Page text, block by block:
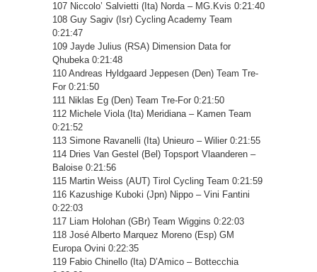
107 Niccolo’ Salvietti (Ita) Norda – MG.Kvis 0:21:40
108 Guy Sagiv (Isr) Cycling Academy Team
0:21:47
109 Jayde Julius (RSA) Dimension Data for
Qhubeka 0:21:48
110 Andreas Hyldgaard Jeppesen (Den) Team Tre-
For 0:21:50
111 Niklas Eg (Den) Team Tre-For 0:21:50
112 Michele Viola (Ita) Meridiana – Kamen Team
0:21:52
113 Simone Ravanelli (Ita) Unieuro – Wilier 0:21:55
114 Dries Van Gestel (Bel) Topsport Vlaanderen –
Baloise 0:21:56
115 Martin Weiss (AUT) Tirol Cycling Team 0:21:59
116 Kazushige Kuboki (Jpn) Nippo – Vini Fantini
0:22:03
117 Liam Holohan (GBr) Team Wiggins 0:22:03
118 José Alberto Marquez Moreno (Esp) GM
Europa Ovini 0:22:35
119 Fabio Chinello (Ita) D’Amico – Bottecchia